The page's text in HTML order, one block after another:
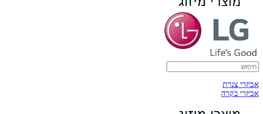
אביזרי צנרת
אביזרי בקרה